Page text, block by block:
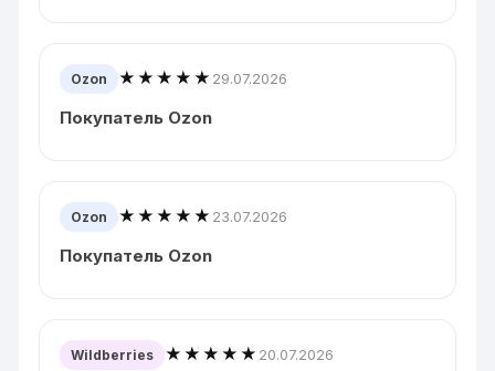
Ozon ★★★★★ 29.07.2026
Покупатель Ozon
Ozon ★★★★★ 23.07.2026
Покупатель Ozon
Wildberries ★★★★★ 20.07.2026